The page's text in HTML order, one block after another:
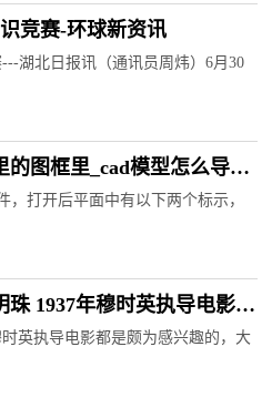
竞赛-环球新资讯
湖北日报讯（通讯员周炜）6月30
的图框里_cad模型怎么导入
，打开后平面中有以下两个标示，
珠 1937年穆时英执导电影
英执导电影都是颇为感兴趣的，大